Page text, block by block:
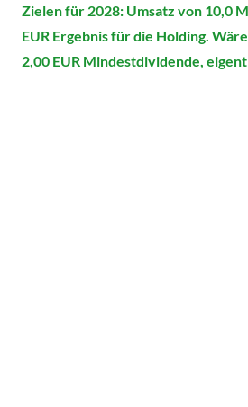
Zielen für 2028: Umsatz von 10,0
EUR Ergebnis für die Holding.
2,00 EUR Mindestdividende,